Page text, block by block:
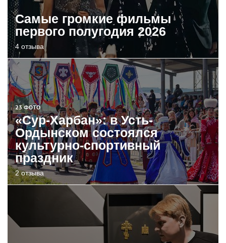
Самые громкие фильмы
первого полугодия 2026
4 отзыва
23 ФОТО
«Сур-Харбан»: в Усть-
Ордынском состоялся
культурно-спортивный
праздник
2 отзыва